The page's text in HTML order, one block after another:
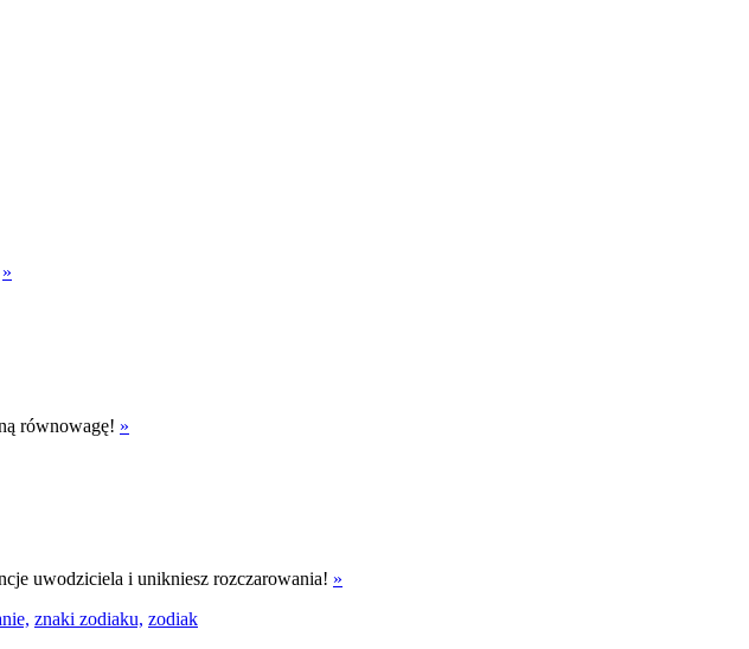
»
równowagę! »
uwodziciela i unikniesz rozczarowania! »
znaki zodiaku, zodiak